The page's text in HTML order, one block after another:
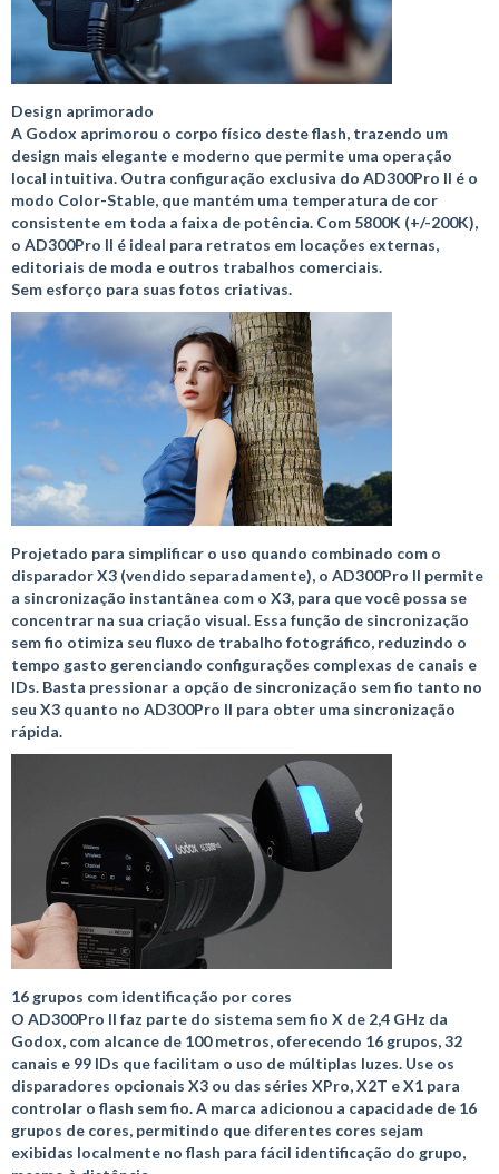
Design aprimorado
A Godox aprimorou o corpo físico deste flash, trazendo um
design mais elegante e moderno que permite uma operação
local intuitiva. Outra configuração exclusiva do AD300Pro II é o
modo Color-Stable, que mantém uma temperatura de cor
consistente em toda a faixa de potência. Com 5800K (+/-200K),
o AD300Pro II é ideal para retratos em locações externas,
editoriais de moda e outros trabalhos comerciais.
Sem esforço para suas fotos criativas.
Projetado para simplificar o uso quando combinado com o
disparador X3 (vendido separadamente), o AD300Pro II permite
a sincronização instantânea com o X3, para que você possa se
concentrar na sua criação visual. Essa função de sincronização
sem fio otimiza seu fluxo de trabalho fotográfico, reduzindo o
tempo gasto gerenciando configurações complexas de canais e
IDs. Basta pressionar a opção de sincronização sem fio tanto no
seu X3 quanto no AD300Pro II para obter uma sincronização
rápida.
16 grupos com identificação por cores
O AD300Pro II faz parte do sistema sem fio X de 2,4 GHz da
Godox, com alcance de 100 metros, oferecendo 16 grupos, 32
canais e 99 IDs que facilitam o uso de múltiplas luzes. Use os
disparadores opcionais X3 ou das séries XPro, X2T e X1 para
controlar o flash sem fio. A marca adicionou a capacidade de 16
grupos de cores, permitindo que diferentes cores sejam
exibidas localmente no flash para fácil identificação do grupo,